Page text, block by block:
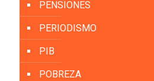
PENSIONES
PERIODISMO
PIB
POBREZA